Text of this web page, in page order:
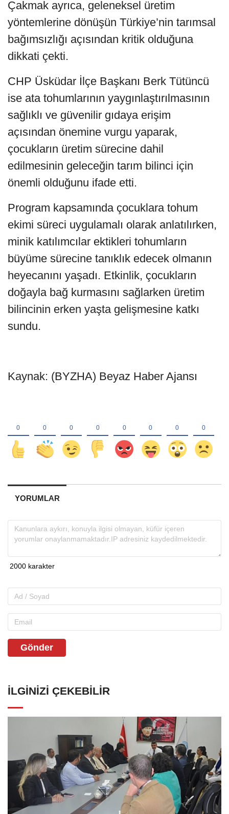
Çakmak ayrıca, geleneksel üretim
yöntemlerine dönüşün Türkiye’nin tarımsal
bağımsızlığı açısından kritik olduğuna
dikkati çekti.
CHP Üsküdar İlçe Başkanı Berk Tütüncü
ise ata tohumlarının yaygınlaştırılmasının
sağlıklı ve güvenilir gıdaya erişim
açısından önemine vurgu yaparak,
çocukların üretim sürecine dahil
edilmesinin geleceğin tarım bilinci için
önemli olduğunu ifade etti.
Program kapsamında çocuklara tohum
ekimi süreci uygulamalı olarak anlatılırken,
minik katılımcılar ektikleri tohumların
büyüme sürecine tanıklık edecek olmanın
heyecanını yaşadı. Etkinlik, çocukların
doğayla bağ kurmasını sağlarken üretim
bilincinin erken yaşta gelişmesine katkı
sundu.
Kaynak: (BYZHA) Beyaz Haber Ajansı
YORUMLAR
Gönder
İLGINIZI ÇEKEBILIR